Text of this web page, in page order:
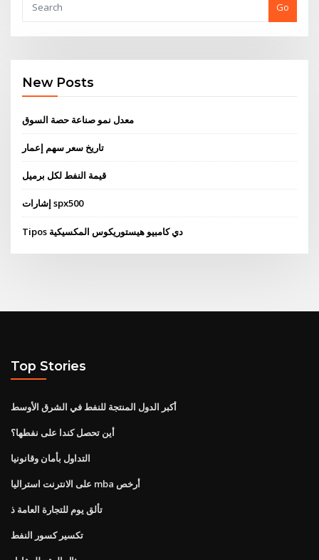
Go
New Posts
معدل نمو صناعة حصة السوق
تاريخ سعر سهم إعمار
قيمة النفط لكل برميل
إشارات spx500
Tipos دي كامبيو هيستوريكوس المكسيكية
Top Stories
أكبر الدول المنتجة للنفط في الشرق الأوسط
أين تحصل كندا على نفطها؟
التداول بأمان وقانونيا
على الانترنت استراليا mba أرخص
تألق يوم للتجارة العامة ذ
تكسير كسور النفط